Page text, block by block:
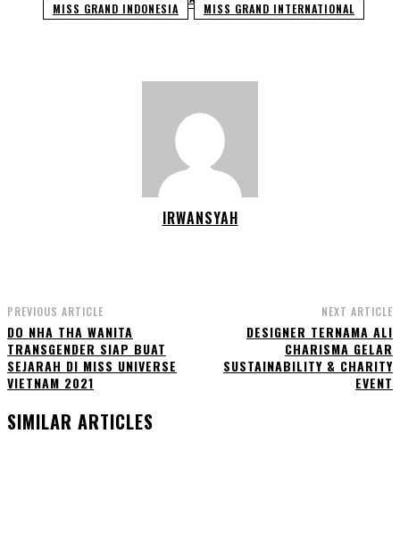
MISS GRAND INDONESIA MISS GRAND INTERNATIONAL
IRWANSYAH
PREVIOUS ARTICLE
DO NHA THA WANITA
TRANSGENDER SIAP BUAT
SEJARAH DI MISS UNIVERSE
VIETNAM 2021
NEXT ARTICLE
DESIGNER TERNAMA ALI
CHARISMA GELAR
SUSTAINABILITY & CHARITY
EVENT
SIMILAR ARTICLES